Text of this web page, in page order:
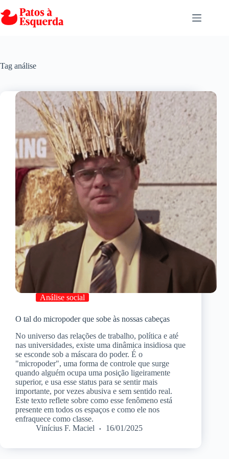
para
o
Tag análise
Análise social
O tal do micropoder que sobe às nossas cabeças
No universo das relações de trabalho, política e até
nas universidades, existe uma dinâmica insidiosa que
se esconde sob a máscara do poder. É o
"micropoder", uma forma de controle que surge
quando alguém ocupa uma posição ligeiramente
superior, e usa esse status para se sentir mais
importante, por vezes abusiva e sem sentido real.
Este texto reflete sobre como esse fenômeno está
presente em todos os espaços e como ele nos
enfraquece como classe.
Vinícius F. Maciel
16/01/2025